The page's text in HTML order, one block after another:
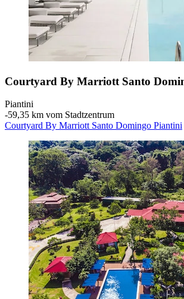
Courtyard By Marriott Santo
Piantini
‐59,35 km vom Stadtzentrum
Courtyard By Marriott Santo Domingo Piantini